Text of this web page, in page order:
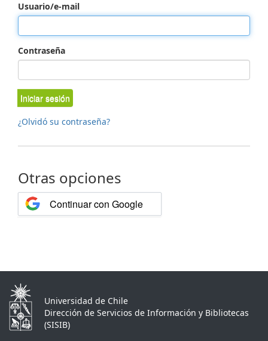
Usuario/e-mail
Contraseña
Iniciar sesión
¿Olvidó su contraseña?
Otras opciones
Continuar con Google
Universidad de Chile
Dirección de Servicios de Información y Bibliotecas
(SISIB)